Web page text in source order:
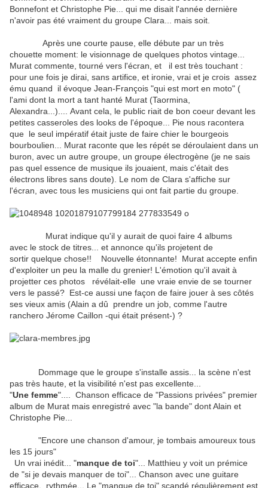
Bonnefont et Christophe Pie... qui me disait l'année dernière
n'avoir pas été vraiment du groupe Clara... mais soit.
Après une courte pause, elle débute par un très
chouette moment: le visionnage de quelques photos vintage...
Murat commente, tourné vers l'écran, et il est très touchant :
pour une fois je dirai, sans artifice, et ironie, vrai et je crois assez
ému quand il évoque Jean-François "qui est mort en moto" (
l'ami dont la mort a tant hanté Murat (Taormina,
Alexandra...).... Avant cela, le public riait de bon coeur devant les
petites casseroles des looks de l'époque... Pie nous racontera
que le seul impératif était juste de faire chier le bourgeois
bourboulien... Murat raconte que les répét se déroulaient dans un
buron, avec un autre groupe, un groupe électrogène (je ne sais
pas quel essence de musique ils jouaient, mais c'était des
électrons libres sans doute). Le nom de Clara s'affiche sur
l'écran, avec tous les musiciens qui ont fait partie du groupe.
Murat indique qu'il y aurait de quoi faire 4 albums
avec le stock de titres... et annonce qu'ils projetent de
sortir quelque chose!! Nouvelle étonnante! Murat accepte enfin
d'exploiter un peu la malle du grenier! L'émotion qu'il avait à
projetter ces photos révélait-elle une vraie envie de se tourner
vers le passé? Est-ce aussi une façon de faire jouer à ses côtés
ses vieux amis (Alain a dû prendre un job, comme l'autre
ranchero Jérome Caillon -qui était présent-) ?
Dommage que le groupe s'installe assis... la scène n'est
pas très haute, et la visibilité n'est pas excellente...
"Une femme".... Chanson efficace de "Passions privées" premier
album de Murat mais enregistré avec "la bande" dont Alain et
Christophe Pie...
"Encore une chanson d'amour, je tombais amoureux tous
les 15 jours"
Un vrai inédit... "manque de toi"... Matthieu y voit un prémice
de "si je devais manquer de toi"... Chanson avec une guitare
efficace, rythmée... Le "manque de toi" scandé régulièrement est